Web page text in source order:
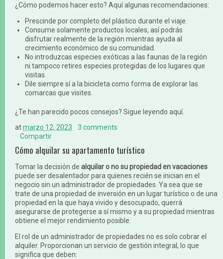
¿Cómo podemos hacer esto? Aquí algunas recomendaciones:
Prescinde por completo del plástico durante el viaje.
Consume solamente productos locales, así podrás
disfrutar realmente de la región mientras ayuda al
crecimiento económico de su comunidad.
No introduzcas especies exóticas a las faunas de la región
ni tampoco retires especies protegidas de los lugares que
visitas.
Dile siempre sí a la bicicleta como forma de explorar las
comarcas que visites.
¿Te han parecido pocos consejos? Sigue leyendo aquí.
atmarzo 12, 2023
3 comments
Compartir
Cómo alquilar su apartamento turístico
Tomar la decisión de alquilar o no su propiedad en vacaciones
puede ser desalentador para quienes recién se inician en el
negocio sin un administrador de propiedades. Ya sea que se
trate de una propiedad de inversión en un lugar turístico o de una
propiedad en la que haya vivido y desocupado, querrá
asegurarse de protegerse a sí mismo y a su propiedad mientras
obtiene el mejor rendimiento posible.
El rol de un administrador de propiedades no es solo cobrar el
alquiler. Proporcionan un servicio de gestión integral, lo que
significa que deben: